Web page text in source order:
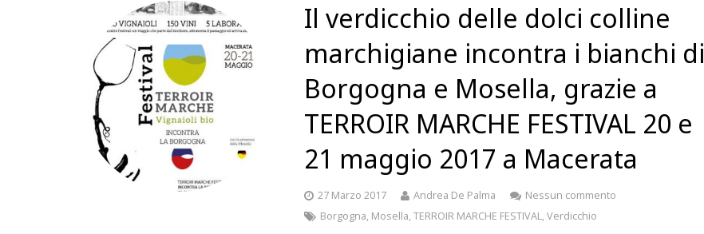
Il verdicchio delle dolci colline
marchigiane incontra i bianchi di
Borgogna e Mosella, grazie a
TERROIR MARCHE FESTIVAL 20 e
21 maggio 2017 a Macerata
27 Marzo 2017 Andrea De Palma
Nessun commento
Borgogna, Mosella,TERROIR MARCHE FESTIVAL,Verdicchio